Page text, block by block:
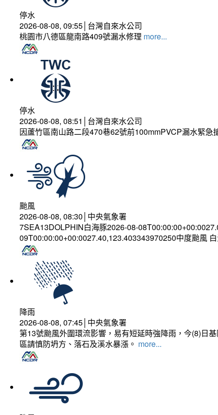
停水
2026-08-08, 09:55│台灣自來水公司
桃園市八德區龍南路409號漏水修理 more...
停水
2026-08-08, 08:51│台灣自來水公司
因蘆竹區南山路二段470巷62號前100mmPVCP漏水緊急
颱風
2026-08-08, 08:30│中央氣象署
7SEA13DOLPHIN白海豚2026-08-
09T00:00:00+00:0027.40,123.403343970250中度颱風
降雨
2026-08-08, 07:45│中央氣象署
第13號颱風外圍環流影響，易有短延時強降雨，今(8)日
區請慎防坍方、落石及溪水暴漲。 more...